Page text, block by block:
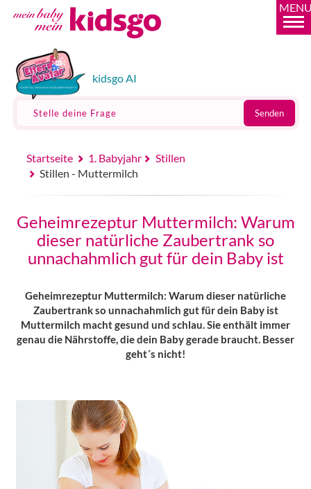
kidsgo AI
Stelle deine Frage Senden
Startseite 1. Babyjahr
Stillen
Stillen - Muttermilch
Geheimrezeptur Muttermilch: Warum
dieser natürliche Zaubertrank so
unnachahmlich gut für dein Baby ist
Geheimrezeptur Muttermilch: Warum dieser natürliche
Zaubertrank so unnachahmlich gut für dein Baby ist
Muttermilch macht gesund und schlau. Sie enthält immer
genau die Nährstoffe, die dein Baby gerade braucht. Besser
geht´s nicht!